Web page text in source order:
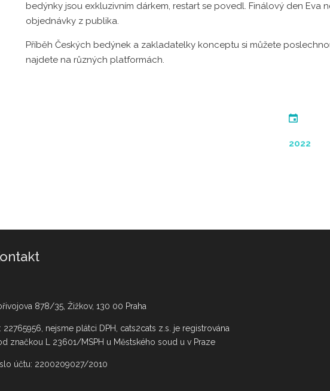
bedýnky jsou exkluzivním dárkem, restart se povedl. Finálový den Eva
objednávky z publika.
Příběh Českých bedýnek a zakladatelky konceptu si můžete
najdete na různých platformách.
2022
878/35, Žižkov, 130 00 Praha
22765956, nejsme plátci DPH, cats2cats z.s. je registrována
značkou L 23601/MSPH u Městského soud u v Praze
účtu: 2200209027/2010